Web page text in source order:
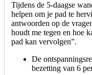
Tijdens de 5-daagse
helpen om je pad te
antwoorden op de
houdt me tegen en hoe
pad kan vervolgen”.
De
bezetting van 6